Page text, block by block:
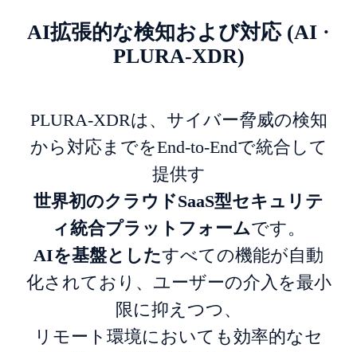
AI拡張的な検知および対応 (AI ·
PLURA-XDR)
PLURA-XDRは、サイバー脅威の検知
から対応までをEnd-to-Endで統合して
提供す
世界初のクラウドSaaS型セキュリテ
ィ統合プラットフォームです。
AIを基盤としたすべての機能が自動
化されており、ユーザーの介入を最小
限に抑えつつ、
リモート環境においても効率的なセ